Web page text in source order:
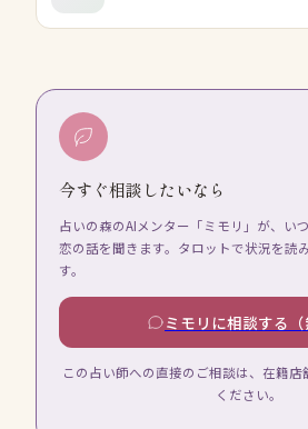
今すぐ相談したいなら
占いの森のAIメンター「ミモリ」が、い
恋の話を聞きます。タロットで状況を読
す。
ミモリに相談する（
この占い師への直接のご相談は、在籍
ください。